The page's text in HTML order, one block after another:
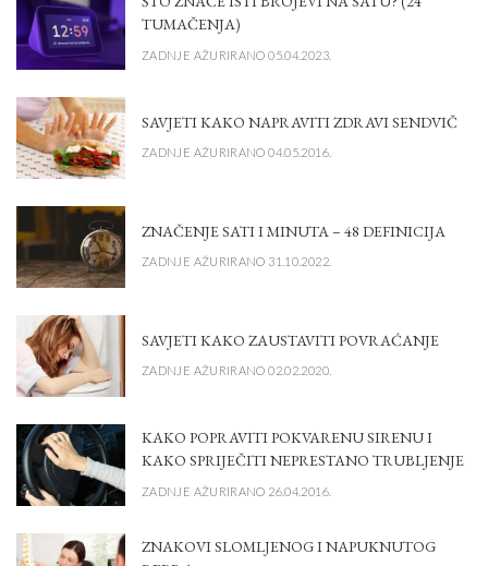
TUMAČENJA)
ZADNJE AŽURIRANO 05.04.2023.
SAVJETI KAKO NAPRAVITI ZDRAVI SENDVIČ
ZADNJE AŽURIRANO 04.05.2016.
ZNAČENJE SATI I MINUTA – 48 DEFINICIJA
ZADNJE AŽURIRANO 31.10.2022.
SAVJETI KAKO ZAUSTAVITI POVRAĆANJE
ZADNJE AŽURIRANO 02.02.2020.
KAKO POPRAVITI POKVARENU SIRENU I
KAKO SPRIJEČITI NEPRESTANO TRUBLJENJE
ZADNJE AŽURIRANO 26.04.2016.
ZNAKOVI SLOMLJENOG I NAPUKNUTOG